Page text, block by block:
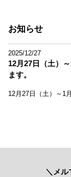
お知らせ
2025/12/27
12月27日（土）
ます。
12月27日（土）～1
＼メル